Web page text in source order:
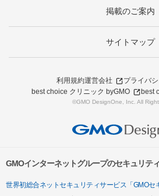
掲載のご案内
サイトマップ
利用規約運営会社
プライバ
best choice クリニック byGMO
best
©GMO DesignOne, Inc. All
GMOインターネットグループのセキュリテ
世界初総合ネットセキュリティサービス「GMOセ